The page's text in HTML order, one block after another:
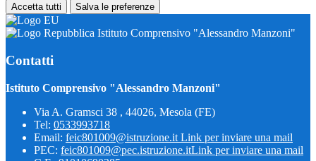
Accetta tutti Salva le preferenze
Istituto Comprensivo "Alessandro Manzoni"
Contatti
Istituto Comprensivo "Alessandro Manzoni"
Via A. Gramsci 38 , 44026, Mesola (FE)
Tel: 0533993718
Email: feic801009@istruzione.it Link per inviare una mail
PEC: feic801009@pec.istruzione.itLink per inviare una mail